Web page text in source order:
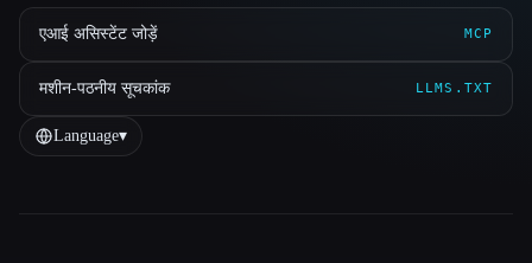
एआई असिस्टेंट जोड़ें MCP
मशीन-पठनीय सूचकांक LLMS.TXT
Language▾